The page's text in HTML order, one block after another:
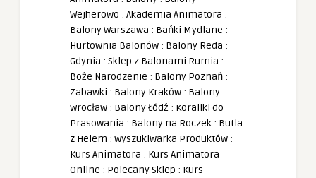
Wejherowo : Akademia Animatora :
Balony Warszawa : Bańki Mydlane :
Hurtownia Balonów : Balony Reda :
Gdynia : Sklep z Balonami Rumia :
Boże Narodzenie : Balony Poznań :
Zabawki : Balony Kraków : Balony
Wrocław : Balony Łódź : Koraliki do
Prasowania : Balony na Roczek : Butla
z Helem : Wyszukiwarka Produktów :
Kurs Animatora : Kurs Animatora
Online : Polecany Sklep : Kurs